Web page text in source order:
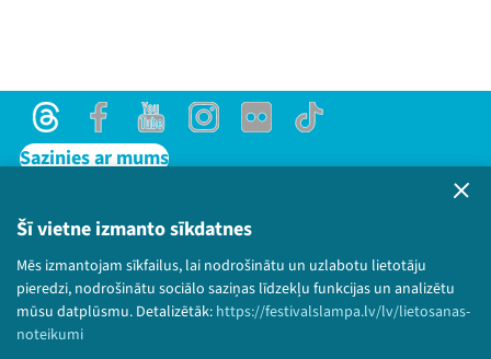
Šī vietne izmanto sīkdatnes
Mēs izmantojam sīkfailus, lai nodrošinātu un uzlabotu lietotāju
pieredzi, nodrošinātu sociālo saziņas līdzekļu funkcijas un analizētu
mūsu datplūsmu. Detalizētāk: https://festivalslampa.lv/lv/lietosanas-
noteikumi
ThreadsFacebookYoutubeInstagram
Flick TikTok
Sazinies ar mums
Lietošanas noteikumi un sīkdatņu politika
Bērnu aizsardzības politika
© 2026 Sarunu festivāls LAMPA Visas tiesības
paturētas.